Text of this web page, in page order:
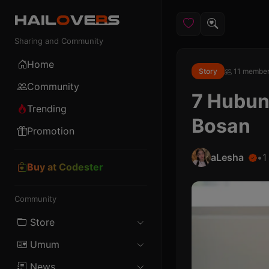
Sharing and Community
Home
Community
Trending
Promotion
Buy at Codester
Community
Store
Android
Umum
Story 11 member
7
Bosan
aLesha •